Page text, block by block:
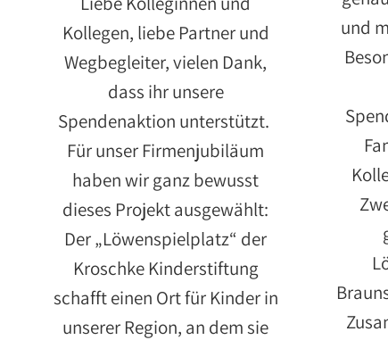
Kollegen, liebe Partner und
Wegbegleiter, vielen Dank,
dass ihr unsere
Spendenaktion unterstützt.
Für unser Firmenjubiläum
haben wir ganz bewusst
dieses Projekt ausgewählt:
Der „Löwenspielplatz“ der
Kroschke Kinderstiftung
schafft einen Ort für Kinder in
unserer Region, an dem sie
und